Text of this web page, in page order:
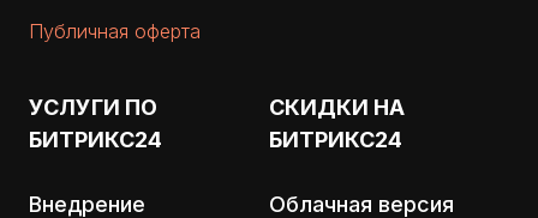
Публичная оферта
УСЛУГИ ПО
БИТРИКС24
Внедрение
СКИДКИ НА
БИТРИКС24
Облачная версия